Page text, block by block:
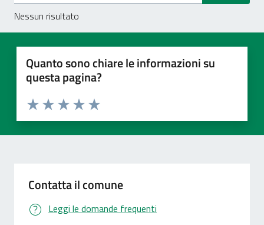
Nessun risultato
Quanto sono chiare le informazioni su
questa pagina?
Valuta 5 stelle su 5
Valuta 4 stelle su 5
Valuta 3 stelle su 5
Valuta 2 stelle su 5
Valuta 1 stelle su 5
Contatta il comune
Leggi le domande frequenti